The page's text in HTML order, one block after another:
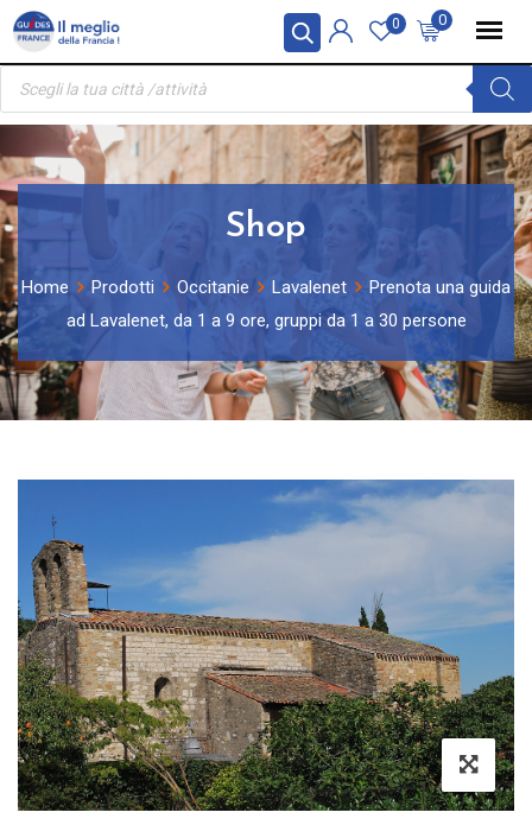
Pannello di gestione dei cookies
Skip
content
0
0
Ricerca
prodotti
Shop
Home Prodotti Occitanie Lavalenet
Prenota una guida
ad Lavalenet, da 1 a 9 ore, gruppi da 1 a 30 persone